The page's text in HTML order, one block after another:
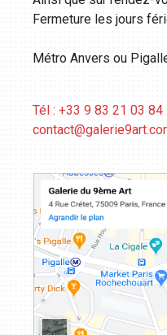
Fermeture les jours
Métro Anvers ou
Tél : +33 9 83 21 03 84